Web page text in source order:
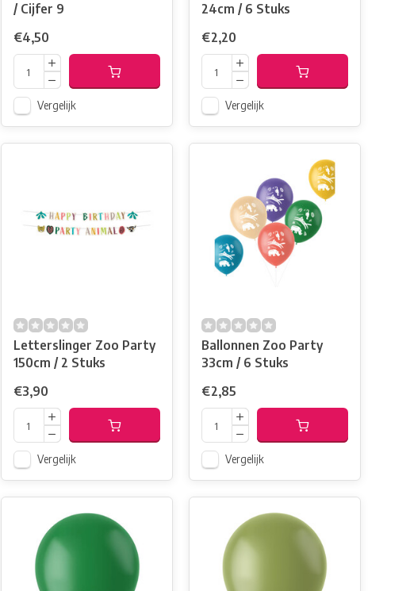
/ Cijfer 9
€4,50
Vergelijk
24cm / 6 Stuks
€2,20
Vergelijk
Letterslinger Zoo Party
150cm / 2 Stuks
€3,90
Vergelijk
Ballonnen Zoo Party
33cm / 6 Stuks
€2,85
Vergelijk